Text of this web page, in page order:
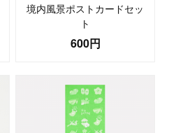
境内風景ポストカードセッ
ト
600円